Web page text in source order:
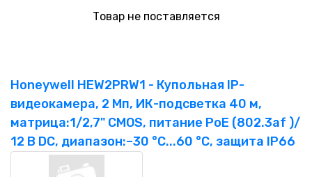
Товар не поставляется
Honeywell HEW2PRW1 - Купольная IP-
видеокамера, 2 Мп, ИК-подсветка 40 м,
матрица:1/2,7" CMOS, питание PoE (802.3af )/
12 В DC, диапазон:–30 °C...60 °C, защита IP66